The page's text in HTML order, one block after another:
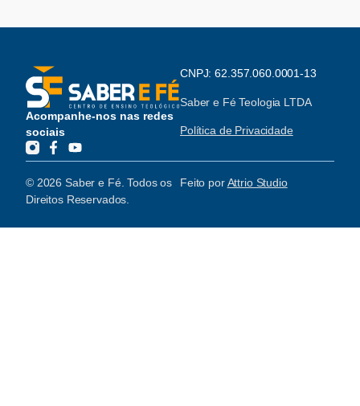
Acompanhe-nos nas redes
sociais
CNPJ: 62.357.060.0001-13
Saber e Fé Teologia LTDA
Política de Privacidade
© 2026 Saber e Fé. Todos os
Direitos Reservados.
Feito porAttrio Studio